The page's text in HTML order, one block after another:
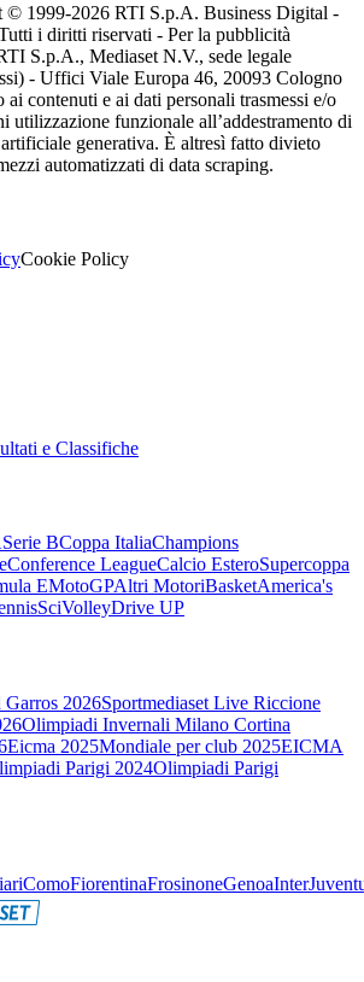
© 1999-2026 RTI S.p.A. Business Digital -
i diritti riservati - Per la pubblicità
S.p.A., Mediaset N.V., sede legale
- Uffici Viale Europa 46, 20093 Cologno
ai contenuti e ai dati personali trasmessi e/o
utilizzazione funzionale all’addestramento di
generativa. È altresì fatto divieto
automatizzati di data scraping.
Cookie Policy
e Classifiche
Serie BCoppa ItaliaChampions
Conference LeagueCalcio EsteroSupercoppa
EMotoGPAltri MotoriBasketAmerica's
SciVolleyDrive UP
Garros 2026Sportmediaset Live Riccione
Olimpiadi Invernali Milano Cortina
Eicma 2025Mondiale per club 2025EICMA
Parigi 2024Olimpiadi Parigi
ComoFiorentinaFrosinoneGenoaInter